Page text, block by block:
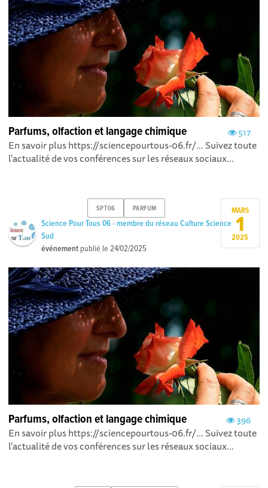
517
Parfums, olfaction et langage chimique
En savoir plus https://sciencepourtous-06.fr/... Suivez toute
l'actualité de vos conférences sur les réseaux sociaux...
SPT06 PARFUM
Science Pour Tous 06 - membre du réseau Culture Science
Sud
événement publié le24/02/2025
MARS
1
2025
396
Parfums, olfaction et langage chimique
En savoir plus https://sciencepourtous-06.fr/... Suivez toute
l'actualité de vos conférences sur les réseaux sociaux...